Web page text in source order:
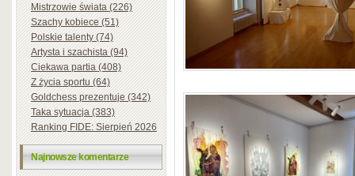
Mistrzowie świata (226)
Szachy kobiece (51)
Polskie talenty (74)
Artysta i szachista (94)
Ciekawa partia (408)
Z życia sportu (64)
Goldchess prezentuje (342)
Taka sytuacja (383)
Ranking FIDE: Sierpień 2026
Najnowsze komentarze